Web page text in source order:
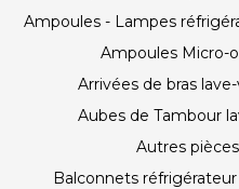
Ampoules - Lampes
Ampoules Micro-
Arrivées de bras
Aubes de Tambour
Autres
Balconnets